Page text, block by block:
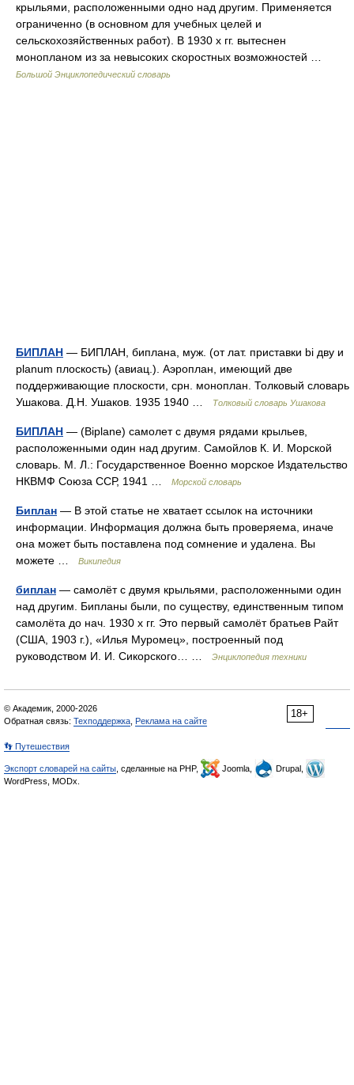
крыльями, расположенными одно над другим. Применяется
ограниченно (в основном для учебных целей и
сельскохозяйственных работ). В 1930 х гг. вытеснен
монопланом из за невысоких скоростных возможностей …
Большой Энциклопедический словарь
БИПЛАН — БИПЛАН, биплана, муж. (от лат. приставки bi дву и
planum плоскость) (авиац.). Аэроплан, имеющий две
поддерживающие плоскости, срн. моноплан. Толковый словарь
Ушакова. Д.Н. Ушаков. 1935 1940 …
Толковый словарь Ушакова
БИПЛАН — (Biplane) самолет с двумя рядами крыльев,
расположенными один над другим. Самойлов К. И. Морской
словарь. М. Л.: Государственное Военно морское Издательство
НКВМФ Союза ССР, 1941 …
Морской словарь
Биплан — В этой статье не хватает ссылок на источники
информации. Информация должна быть проверяема, иначе
она может быть поставлена под сомнение и удалена. Вы
можете …
Википедия
биплан — самолёт с двумя крыльями, расположенными один
над другим. Бипланы были, по существу, единственным типом
самолёта до нач. 1930 х гг. Это первый самолёт братьев Райт
(США, 1903 г.), «Илья Муромец», построенный под
руководством И. И. Сикорского… …
Энциклопедия техники
18+
© Академик, 2000-2026
Обратная связь: Техподдержка Реклама на сайте
👣 Путешествия
Экспорт словарей на сайты , сделанные на PHP, Joomla,
Drupal,
WordPress, MODx.